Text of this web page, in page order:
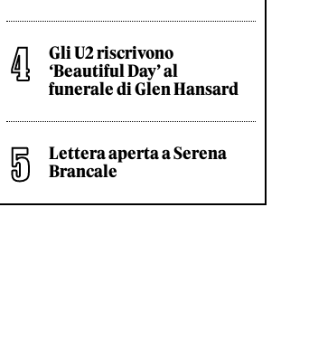
Gli U2 riscrivono
‘Beautiful Day’ al
funerale di Glen Hansard
Lettera aperta a Serena
Brancale